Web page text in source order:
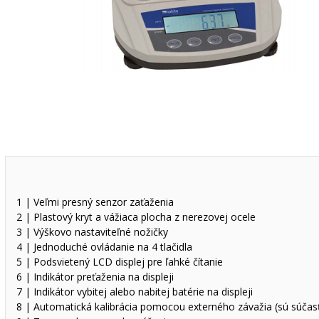
1 | Veľmi presný senzor zaťaženia
2 | Plastový kryt a vážiaca plocha z nerezovej ocele
3 | Výškovo nastaviteľné nožičky
4 | Jednoduché ovládanie na 4 tlačidla
5 | Podsvietený LCD displej pre ľahké čítanie
6 | Indikátor preťaženia na displeji
7 | Indikátor vybitej alebo nabitej batérie na displeji
8 | Automatická kalibrácia pomocou externého závažia (sú